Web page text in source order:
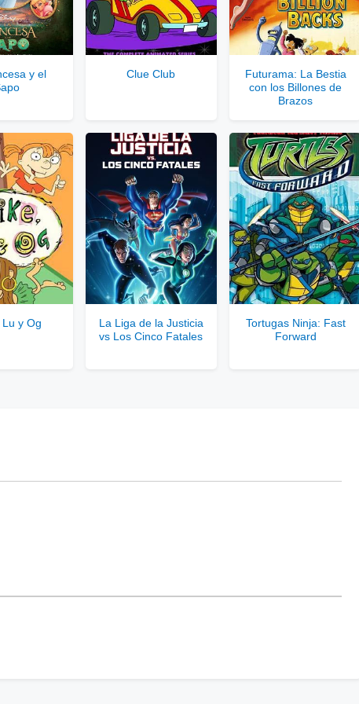
Ver Enlaces Privados VIP
Servidores directos
Comprar Cuenta VIP Aquí!
y el
Clue Club
Futurama: La Bestia
con los Billones de
Brazos
Lu y Og
La Liga de la Justicia
vs Los Cinco Fatales
Tortugas Ninja: Fast
Forward